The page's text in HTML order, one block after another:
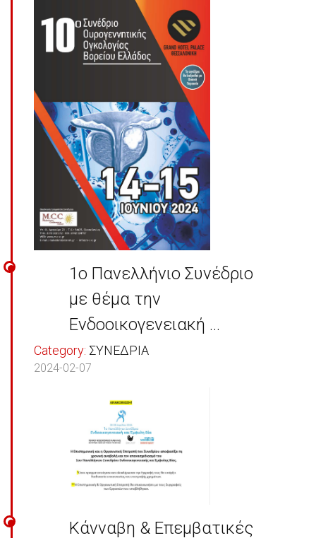
1ο Πανελλήνιο Συνέδριο
με θέμα την
Ενδοοικογενειακή ...
Category: ΣΥΝΕΔΡΙΑ
2024-02-07
Κάνναβη & Επεμβατικές